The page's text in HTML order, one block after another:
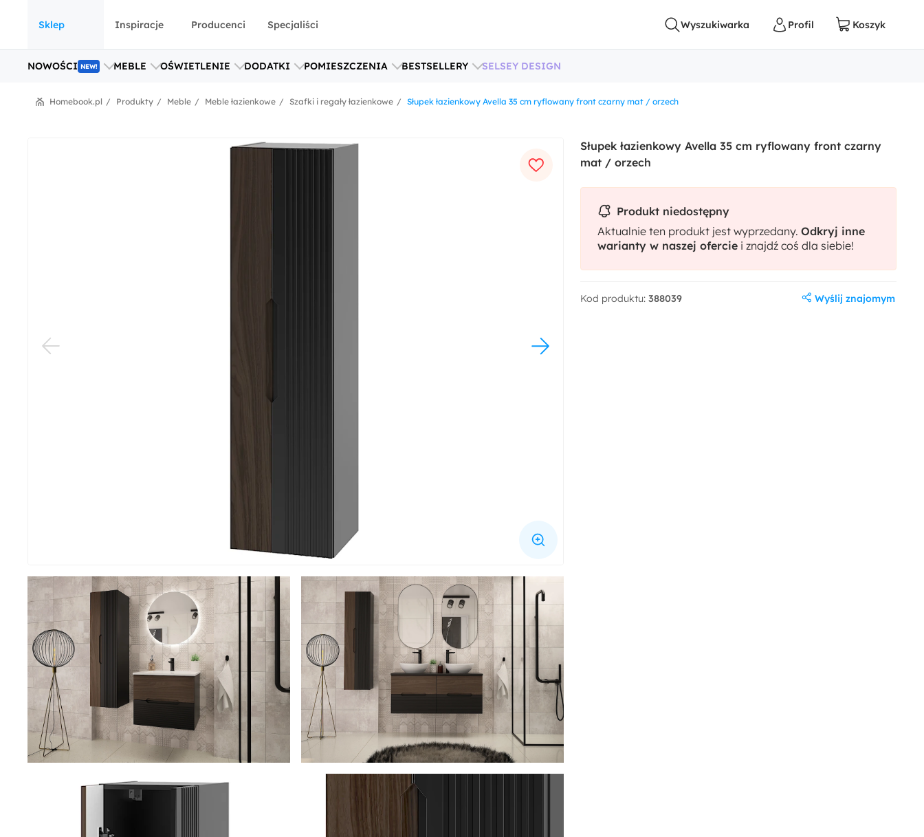
Sklep
NOWOŚCI NEW! MEBLE OŚWIETLENIE DODATKI POMIESZCZENIA BESTSELLERY SELSEY DESIGN
Inspiracje Producenci Specjaliści
Słupek łazienkowy Avella 35 cm ryflowany front czarny mat / orzech
Szafki i regały łazienkowe
Meble łazienkowe
Meble
Produkty
Homebook.pl
Słupek łazienkowy Avella 35 cm ryflowany front czarny
mat / orzech
Produkt niedostępny
Aktualnie ten produkt jest wyprzedany. Odkryj inne
warianty w naszej ofercie i znajdź coś dla siebie!
Kod produktu: 388039 Wyślij znajomym